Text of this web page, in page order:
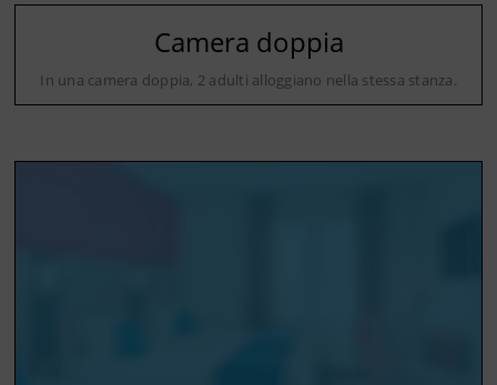
Camera doppia
In una camera doppia, 2 adulti alloggiano nella stessa stanza.